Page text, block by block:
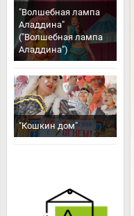
"Волшебная лампа
Аладдина"
("Волшебная лампа
Аладдина")
"Кошкин дом"